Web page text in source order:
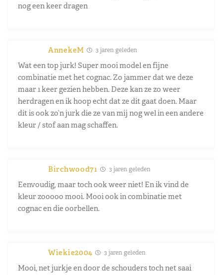
nog een keer dragen
AnnekeM 3 jaren geleden
Wat een top jurk! Super mooi model en fijne
combinatie met het cognac. Zo jammer dat we deze
maar 1 keer gezien hebben. Deze kan ze zo weer
herdragen en ik hoop echt dat ze dit gaat doen. Maar
dit is ook zo’n jurk die ze van mij nog wel in een andere
kleur / stof aan mag schaffen.
Birchwood71 3 jaren geleden
Eenvoudig, maar toch ook weer niet! En ik vind de
kleur zooooo mooi. Mooi ook in combinatie met
cognac en die oorbellen.
Wiekie2004 3 jaren geleden
Mooi, net jurkje en door de schouders toch net saai